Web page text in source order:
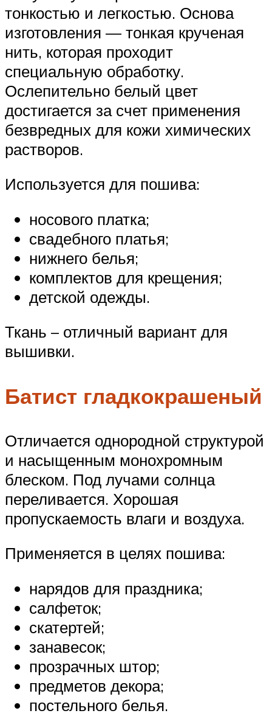
тонкостью и легкостью. Основа
изготовления — тонкая крученая
нить, которая проходит
специальную обработку.
Ослепительно белый цвет
достигается за счет применения
безвредных для кожи химических
растворов.
Используется для пошива:
носового платка;
свадебного платья;
нижнего белья;
комплектов для крещения;
детской одежды.
Ткань – отличный вариант для
вышивки.
Батист гладкокрашеный
Отличается однородной структурой
и насыщенным монохромным
блеском. Под лучами солнца
переливается. Хорошая
пропускаемость влаги и воздуха.
Применяется в целях пошива:
нарядов для праздника;
салфеток;
скатертей;
занавесок;
прозрачных штор;
предметов декора;
постельного белья.